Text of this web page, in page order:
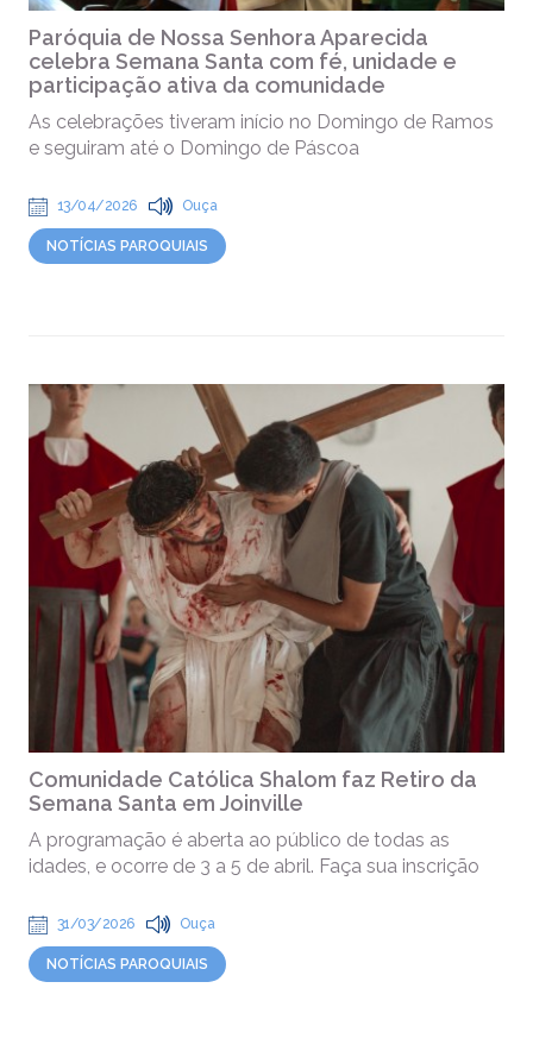
Paróquia de Nossa Senhora Aparecida
celebra Semana Santa com fé, unidade e
participação ativa da comunidade
As celebrações tiveram início no Domingo de Ramos
e seguiram até o Domingo de Páscoa
13/04/2026 Ouça
NOTÍCIAS PAROQUIAIS
Comunidade Católica Shalom faz Retiro da
Semana Santa em Joinville
A programação é aberta ao público de todas as
idades, e ocorre de 3 a 5 de abril. Faça sua inscrição
31/03/2026 Ouça
NOTÍCIAS PAROQUIAIS